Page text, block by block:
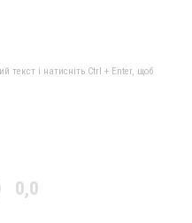
текст і натисніть Ctrl + Enter, щоб
0,0